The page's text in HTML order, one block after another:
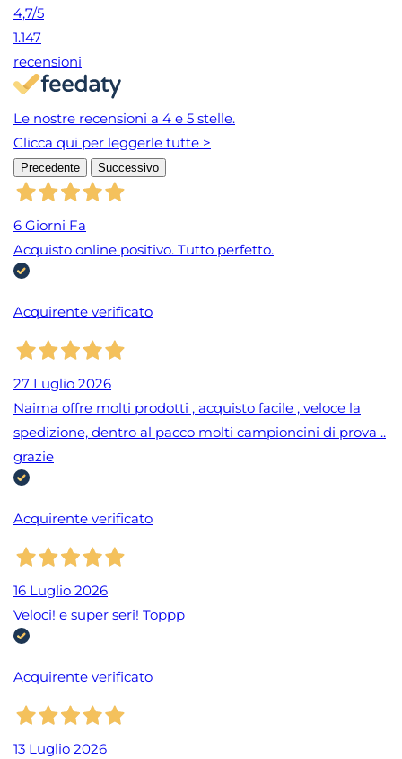
4,7/5
1.147
recensioni
Le nostre recensioni a 4 e 5 stelle.
Clicca qui per leggerle tutte >
Precedente Successivo
6 Giorni Fa
Acquisto online positivo. Tutto perfetto.
Acquirente verificato
27 Luglio 2026
Naima offre molti prodotti , acquisto facile , veloce la
spedizione, dentro al pacco molti campioncini di prova ..
grazie
Acquirente verificato
16 Luglio 2026
Veloci! e super seri! Toppp
Acquirente verificato
13 Luglio 2026